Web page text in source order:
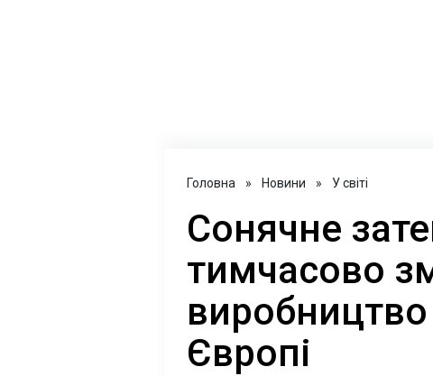
Головна » Новини » У світі
Сонячне
тимчасово
Європі